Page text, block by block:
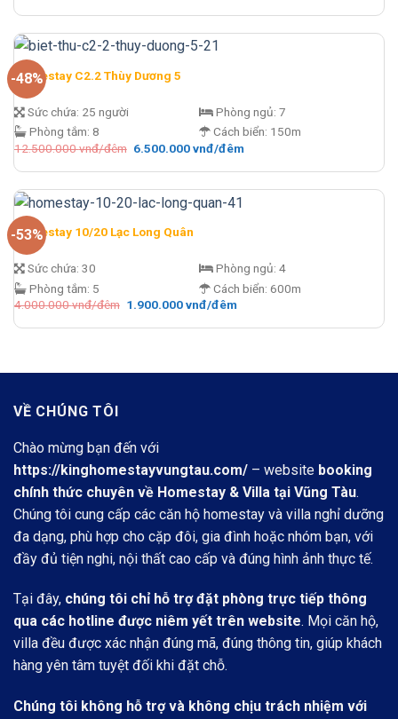
là:
đêm.
tại
6.500.000 vnđ/
-48%
Homestay C2.2 Thùy Dương 5
Sức chứa: 25 người
Phòng tắm: 8
Phòng ngủ: 7
Cách biển: 150m
12.500.000vnđ/đêm Giá
là:
đêm.
6.500.000vnđ/đêmGiá
tại
6.500.000 vnđ/
-53%
Homestay 10/20 Lạc Long Quân
Sức chứa: 30
Phòng tắm: 5
Phòng ngủ: 4
Cách biển: 600m
4.000.000vnđ/đêm Giá
là:
1.900.000vnđ/đêmGiá
tại
VỀ CHÚNG TÔI
Chào mừng bạn đến với
https://kinghomestayvungtau.com/ – website booking
chính thức chuyên về Homestay & Villa tại Vũng Tàu.
Chúng tôi cung cấp các căn hộ homestay và villa nghỉ dưỡng
đa dạng, phù hợp cho cặp đôi, gia đình hoặc nhóm bạn, với
đầy đủ tiện nghi, nội thất cao cấp và đúng hình ảnh thực tế.
Tại đây, chúng tôi chỉ hỗ trợ đặt phòng trực tiếp thông
qua các hotline được niêm yết trên website. Mọi căn hộ,
villa đều được xác nhận đúng mã, đúng thông tin, giúp khách
hàng yên tâm tuyệt đối khi đặt chỗ.
Chúng tôi không hỗ trợ và không chịu trách nhiệm với